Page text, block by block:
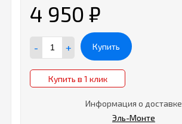
4 950 ₽
- + Купить
Купить в 1 клик
Информация о доставке
Эль-Монте